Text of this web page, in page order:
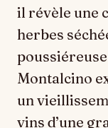
il révèle une
herbes
Montalcino
un
vins d’une